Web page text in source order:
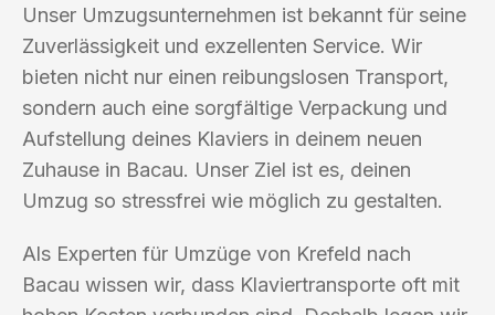
Unser Umzugsunternehmen ist bekannt für seine
Zuverlässigkeit und exzellenten Service. Wir
bieten nicht nur einen reibungslosen Transport,
sondern auch eine sorgfältige Verpackung und
Aufstellung deines Klaviers in deinem neuen
Zuhause in Bacau. Unser Ziel ist es, deinen
Umzug so stressfrei wie möglich zu gestalten.
Als Experten für Umzüge von Krefeld nach
Bacau wissen wir, dass Klaviertransporte oft mit